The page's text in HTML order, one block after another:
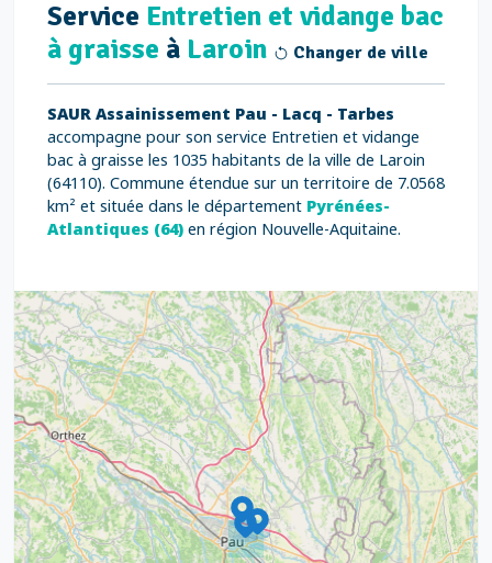
Service Entretien et vidange bac
à graisse à Laroin Changer de ville
SAUR Assainissement Pau - Lacq - Tarbes
accompagne pour son service Entretien et vidange
bac à graisse les 1035 habitants de la ville de Laroin
(64110). Commune étendue sur un territoire de 7.0568
km² et située dans le département Pyrénées-
Atlantiques (64) en région Nouvelle-Aquitaine.
4
7
16
9